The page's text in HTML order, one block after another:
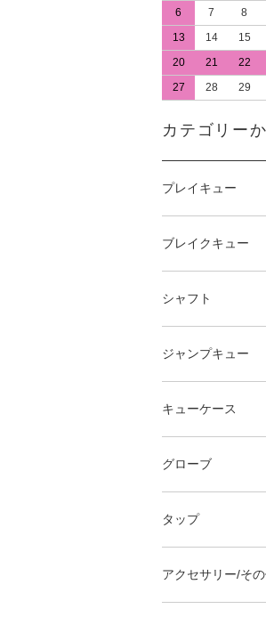
6
7 8
13
14 15
20
21 22
27
28 29
カテゴリー
プレイキュー
ブレイクキュー
シャフト
ジャンプキュー
キューケース
グローブ
タップ
アクセサリー/そ